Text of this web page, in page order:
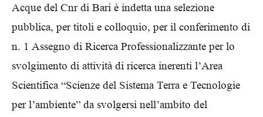
Acque del Cnr di Bari è indetta una selezione
pubblica, per titoli e colloquio, per il conferimento di
n. 1 Assegno di Ricerca Professionalizzante per lo
svolgimento di attività di ricerca inerenti l’Area
Scientifica “Scienze del Sistema Terra e Tecnologie
per l’ambiente” da svolgersi nell’ambito del